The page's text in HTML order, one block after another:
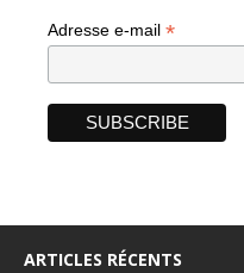
Adresse e-mail *
ARTICLES RÉCENTS